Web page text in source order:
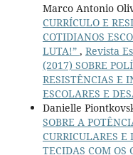
Marco Antonio
CURRÍCULO E
COTIDIANOS
LUTA!” , Revista
(2017) SOBRE
RESISTÊNCIAS E
ESCOLARES E
Danielle
SOBRE A
CURRICULARES E
TECIDAS COM OS